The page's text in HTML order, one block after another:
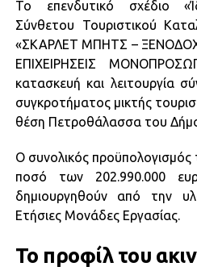
Το επενδυτικό σχέδιο
Σύνθετου Τουριστικού
«ΣΚΑΡΛΕΤ ΜΠΗΤΣ –
ΕΠΙΧΕΙΡΗΣΕΙΣ
κατασκευή και λειτουργία
συγκροτήματος μικτής
θέση Πετροθάλασσα του
Ο συνολικός
ποσό των 202.990.000
δημιουργηθούν από την
Ετήσιες Μονάδες Εργασίας.
Το προφίλ του